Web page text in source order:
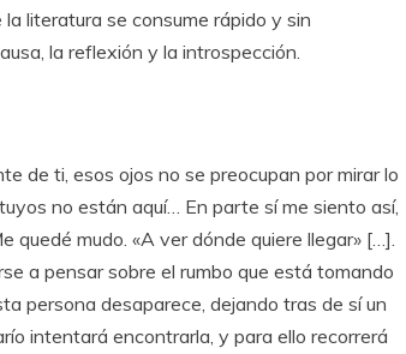
literatura se consume rápido y sin
la reflexión y la introspección.
de ti, esos ojos no se preocupan por mirar lo
no están aquí… En parte sí me siento así,
quedé mudo. «A ver dónde quiere llegar» […].
a pensar sobre el rumbo que está tomando
persona desaparece, dejando tras de sí un
intentará encontrarla, y para ello recorrerá